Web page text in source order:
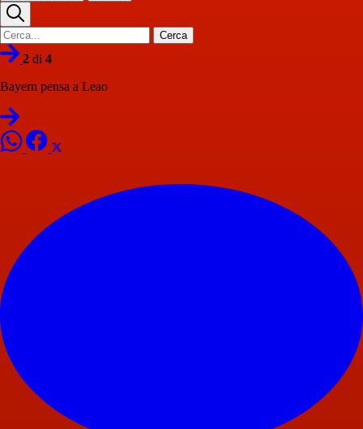
Cerca
2 di 4
Bayern pensa a Leao